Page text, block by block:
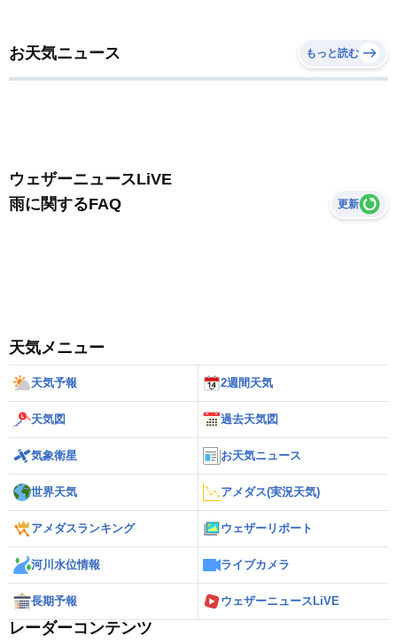
お天気ニュース もっと読む
ウェザーニュースLiVE
雨に関するFAQ
更新
天気メニュー
天気予報 2週間天気
天気図 過去天気図
気象衛星 お天気ニュース
世界天気 アメダス(実況天気)
アメダスランキング ウェザーリポート
河川水位情報 ライブカメラ
長期予報 ウェザーニュースLiVE
レーダーコンテンツ